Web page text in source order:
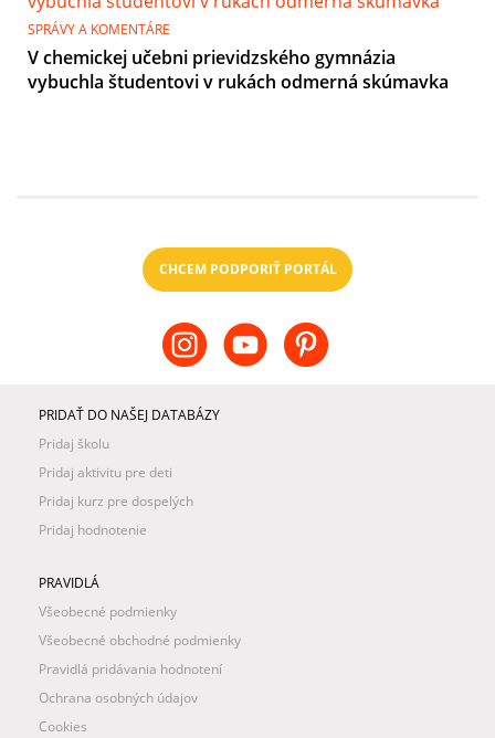
SPRÁVY A KOMENTÁRE
V chemickej učebni prievidzského gymnázia
vybuchla študentovi v rukách odmerná skúmavka
CHCEM PODPORIŤ PORTÁL
PRIDAŤ DO NAŠEJ DATABÁZY
Pridaj školu
Pridaj aktivitu pre deti
Pridaj kurz pre dospelých
Pridaj hodnotenie
PRAVIDLÁ
Všeobecné podmienky
Všeobecné obchodné podmienky
Pravidlá pridávania hodnotení
Ochrana osobných údajov
Cookies